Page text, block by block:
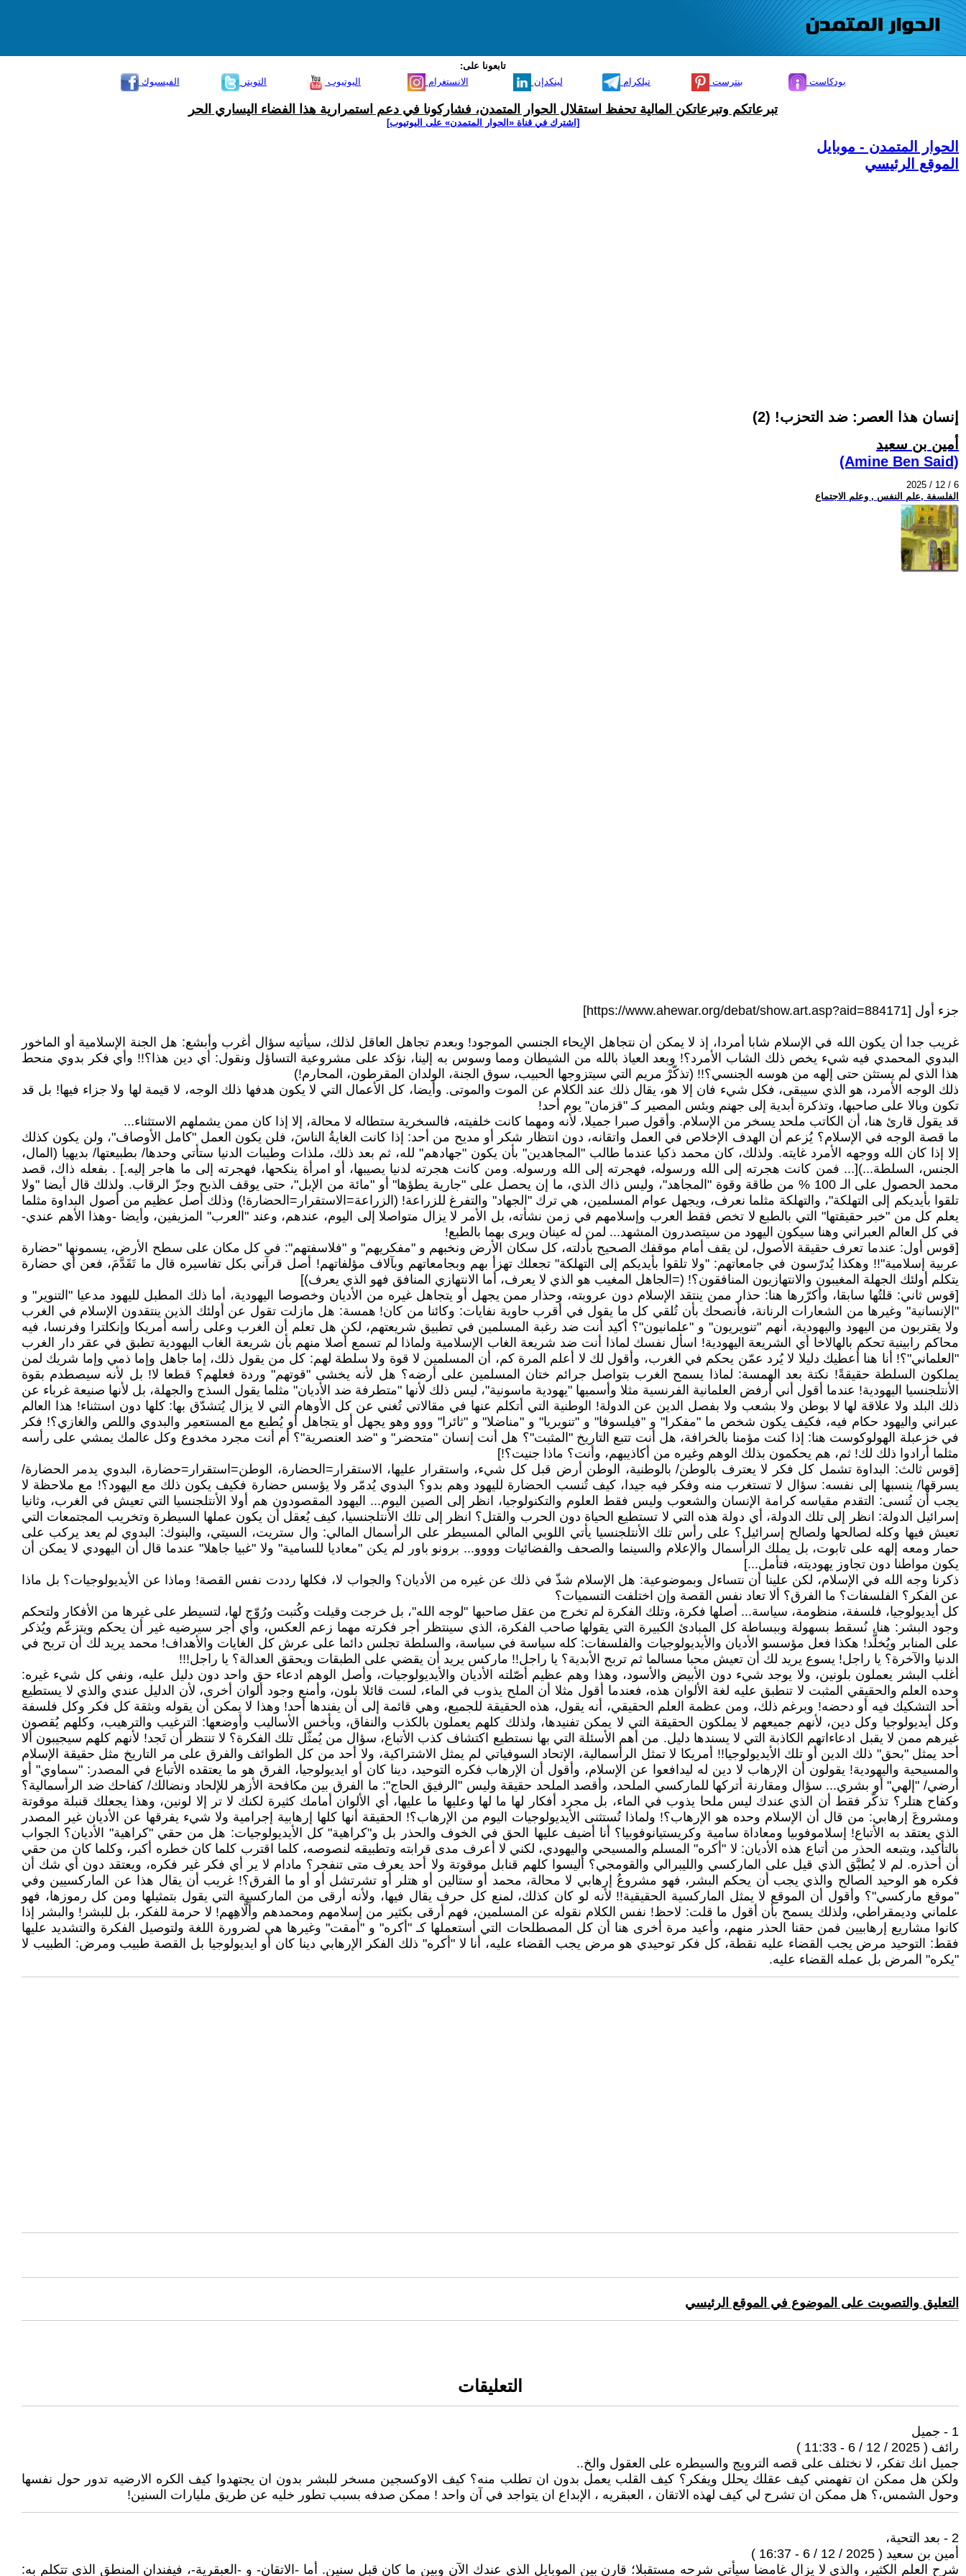
تابعونا على:
الفيسبوك
التويتر اليوتيوب الانستغرام لينكدإن تيلكرام بنترست بودكاست
تبرعاتكم وتبرعاتكن المالية تحفظ استقلال الحوار المتمدن، فشاركونا في دعم استمرارية هذا الفضاء اليساري الحر
[اشترك في قناة ‫«الحوار المتمدن» على اليوتيوب]
الحوار المتمدن - موبايل
الموقع الرئيسي
إنسان هذا العصر: ضد التحزب! (2)
أمين بن سعيد
(Amine Ben Said)
2025 / 12 / 6
الفلسفة ,علم النفس , وعلم الاجتماع
جزء أول [https://www.ahewar.org/debat/show.art.asp?aid=884171]
غريب جدا أن يكون الله في الإسلام شابا أمردا، إذ لا يمكن أن نتجاهل الإيحاء الجنسي الموجود! وبعدم تجاهل العاقل لذلك، سيأتيه سؤال أغرب وأبشع: هل الجنة الإسلامية أو الماخور
البدوي المحمدي فيه شيء يخص ذلك الشاب الأمرد؟! وبعد العياذ بالله من الشيطان ومما وسوس به إلينا، نؤكد على مشروعية التساؤل ونقول: أي دين هذا؟!! وأي فكر بدوي منحط
هذا الذي لم يستثن حتى إلهه من هوسه الجنسي؟!! (تذكّرْ مريم التي سيتزوجها الحبيب، سوق الجنة، الولدان المقرطون، المحارم!)
ذلك الوجه الأمرد، هو الذي سيبقى، فكل شيء فان إلا هو، يقال ذلك عند الكلام عن الموت والموتى. وأيضا، كل الأعمال التي لا يكون هدفها ذلك الوجه، لا قيمة لها ولا جزاء فيها! بل قد
تكون وبالا على صاحبها، وتذكرة أبدية إلى جهنم وبئس المصير كـ "قزمان" يوم أحد!
قد يقول قارئ هنا، أن الكاتب ملحد يسخر من الإسلام. وأقول صبرا جميلا، لأنه ومهما كانت خلفيته، فالسخرية ستطاله لا محالة، إلا إذا كان ممن يشملهم الاستثناء...
ما قصة الوجه في الإسلام؟ يُزعم أن الهدف الإخلاص في العمل واتقانه، دون انتظار شكر أو مديح من أحد: إذا كانت الغايةُ الناسَ، فلن يكون العمل "كامل الأوصاف"، ولن يكون كذلك
إلا إذا كان الله ووجهه الأمرد غايته. ولذلك، كان محمد ذكيا عندما طالب "المجاهدين" بأن يكون "جهادهم" لله، ثم بعد ذلك، ملذات وطيبات الدنيا ستأتي وحدها/ بطبيعتها/ بديهيا (المال،
الجنس، السلطة...)[... فمن كانت هجرته إلى الله ورسوله، فهجرته إلى الله ورسوله. ومن كانت هجرته لدنيا يصيبها، أو امرأة ينكحها، فهجرته إلى ما هاجر إليه.] . بفعله ذاك، قصد
محمد الحصول على الـ 100 % من طاقة وقوة "المجاهد"، وليس ذاك الذي، ما إن يحصل على "جارية يطؤها" أو "مائة من الإبل"، حتى يوقف الذبح وجزّ الرقاب. ولذلك قال أيضا "ولا
تلقوا بأيديكم إلى التهلكة"، والتهلكة مثلما نعرف، ويجهل عوام المسلمين، هي ترك "الجهاد" والتفرغ للزراعة! (الزراعة=الاستقرار=الحضارة!) وذلك أصل عظيم من أصول البداوة مثلما
يعلم كل من "خبر حقيقتها" التي بالطبع لا تخص فقط العرب وإسلامهم في زمن نشأته، بل الأمر لا يزال متواصلا إلى اليوم، عندهم، وعند "العرب" المزيفين، وأيضا -وهذا الأهم عندي-
في كل العالم العبراني وهنا سيكون اليهود من سيتصدرون المشهد... لمن له عينان ويرى بهما بالطبع!
[قوس أول: عندما تعرف حقيقة الأصول، لن يقف أمام موقفك الصحيح بأدلته، كل سكان الأرض ونخبهم و "مفكريهم" و "فلاسفتهم": في كل مكان على سطح الأرض، يسمونها "حضارة
عربية إسلامية"!! وهكذا يُدرّسون في جامعاتهم: "ولا تلقوا بأيديكم إلى التهلكة" تجعلك تهزأ بهم وبجامعاتهم وبآلاف مؤلفاتهم! أصل قرآني بكل تفاسيره قال ما تَقَدَّمَ، فعن أي حضارة
يتكلم أولئك الجهلة المغيبون والانتهازيون المنافقون؟! (=الجاهل المغيب هو الذي لا يعرف، أما الانتهازي المنافق فهو الذي يعرف)]
[قوس ثاني: قلتُها سابقا، وأكرّرها هنا: حذار ممن ينتقد الإسلام دون عروبته، وحذار ممن يجهل أو يتجاهل غيره من الأديان وخصوصا اليهودية، أما ذلك المطبل لليهود مدعيا "التنوير" و
"الإنسانية" وغيرها من الشعارات الرنانة، فأنصحك بأن تُلقي كل ما يقول في أقرب حاوية نفايات: وكائنا من كان! همسة: هل مازلت تقول عن أولئك الذين ينتقدون الإسلام في الغرب
ولا يقتربون من اليهود واليهودية، أنهم "تنويريون" و "علمانيون"؟ أكيد أنت ضد رغبة المسلمين في تطبيق شريعتهم، لكن هل تعلم أن الغرب وعلى رأسه أمريكا وإنكلترا وفرنسا، فيه
محاكم رابينية تحكم بالهالاخا أي الشريعة اليهودية! اسأل نفسك لماذا أنت ضد شريعة الغاب الإسلامية ولماذا لم تسمع أصلا منهم بأن شريعة الغاب اليهودية تطبق في عقر دار الغرب
"العلماني"؟! أنا هنا أعطيك دليلا لا يُرد عمّن يحكم في الغرب، وأقول لك لا أعلم المرة كم، أن المسلمين لا قوة ولا سلطة لهم: كل من يقول ذلك، إما جاهل وإما ذمي وإما شريك لمن
يملكون السلطة حقيقةً! نكتة بعد الهمسة: لماذا يسمح الغرب بتواصل جرائم ختان المسلمين على أرضه؟ هل لأنه يخشى "قوتهم" وردة فعلهم؟ قطعا لا! بل لأنه سيصطدم بقوة
الأنتلجنسيا اليهودية! عندما أقول أني أرفض العلمانية الفرنسية مثلا وأسميها "يهودية ماسونية"، ليس ذلك لأنها "متطرفة ضد الأديان" مثلما يقول السذج والجهلة، بل لأنها صنيعة غرباء عن
ذلك البلد ولا علاقة لها لا بوطن ولا بشعب ولا بفصل الدين عن الدولة! الوطنية التي أتكلم عنها في مقالاتي تُغني عن كل الأوهام التي لا يزال يُتشدّق بها: كلها دون استثناء! هذا العالم
عبراني واليهود حكام فيه، فكيف يكون شخص ما "مفكرا" و "فيلسوفا" و "تنويريا" و "مناضلا" و "ثائرا" ووو وهو يجهل أو يتجاهل أو يُطبع مع المستعمِر والبدوي واللص والغازي؟! فكر
في خزعبلة الهولوكوست هنا: إذا كنت مؤمنا بالخرافة، هل أنت تتبع التاريخ "المثبت"؟ هل أنت إنسان "متحضر" و "ضد العنصرية"؟ أم أنت مجرد مخدوع وكل عالمك يمشي على رأسه
مثلما أرادوا ذلك لك! ثم، هم يحكمون بذلك الوهم وغيره من أكاذيبهم، وأنت؟ ماذا جنيت؟!]
[قوس ثالث: البداوة تشمل كل فكر لا يعترف بالوطن/ بالوطنية، الوطن أرض قبل كل شيء، واستقرار عليها، الاستقرار=الحضارة، الوطن=استقرار=حضارة، البدوي يدمر الحضارة/
يسرقها/ ينسبها إلى نفسه: سؤال لا تستغرب منه وفكر فيه جيدا، كيف تُنسب الحضارة لليهود وهم بدو؟ البدوي يُدمّر ولا يؤسس حضارة فكيف يكون ذلك مع اليهود؟! مع ملاحظة لا
يجب أن تُنسى: التقدم مقياسه كرامة الإنسان والشعوب وليس فقط العلوم والتكنولوجيا، انظر إلى الصين اليوم... اليهود المقصودون هم أولا الأنتلجنسيا التي تعيش في الغرب، وثانيا
إسرائيل الدولة: انظر إلى تلك الدولة، أي دولة هذه التي لا تستطيع الحياة دون الحرب والقتل؟ انظر إلى تلك الأنتلجنسيا، كيف يُعقل أن يكون عملها السيطرة وتخريب المجتمعات التي
تعيش فيها وكله لصالحها ولصالح إسرائيل؟ على رأس تلك الأنتلجنسيا يأتي اللوبي المالي المسيطر على الرأسمال المالي: وال ستريت، السيتي، والبنوك: البدوي لم يعد يركب على
حمار ومعه إلهه على تابوت، بل يملك الرأسمال والإعلام والسينما والصحف والفضائيات وووو... برونو باور لم يكن "معاديا للسامية" ولا "غبيا جاهلا" عندما قال أن اليهودي لا يمكن أن
يكون مواطنا دون تجاوز يهوديته، فتأمل...]
ذكرنا وجه الله في الإسلام، لكن علينا أن نتساءل وبموضوعية: هل الإسلام شذّ في ذلك عن غيره من الأديان؟ والجواب لا، فكلها رددت نفس القصة! وماذا عن الأيديولوجيات؟ بل ماذا
عن الفكر؟ الفلسفات؟ ما الفرق؟ ألا تعاد نفس القصة وإن اختلفت التسميات؟
كل أيديولوجيا، فلسفة، منظومة، سياسة... أصلها فكرة، وتلك الفكرة لم تخرج من عقل صاحبها "لوجه الله"، بل خرجت وقيلت وكُتبت ورُوّج لها، لتسيطر على غيرها من الأفكار ولتحكم
وجود البشر: هنا، نُسقط بسهولة وببساطة كل المبادئ الكبيرة التي يقولها صاحب الفكرة، الذي سينتظر أجر فكرته مهما زعم العكس، وأي أجر سيرضيه غير أن يحكم ويتزعّم ويُذكر
على المنابر ويُخلَّد! هكذا فعل مؤسسو الأديان والأيديولوجيات والفلسفات: كله سياسة في سياسة، والسلطة تجلس دائما على عرش كل الغايات والأهداف! محمد يريد لك أن تربح في
الدنيا والآخرة؟ يا راجل! يسوع يريد لك أن تعيش محبا مسالما ثم تربح الأبدية؟ يا راجل!! ماركس يريد أن يقضي على الطبقات ويحقق العدالة؟ يا راجل!!!
أغلب البشر يعملون بلونين، ولا يوجد شيء دون الأبيض والأسود، وهذا وهم عظيم أصّلته الأديان والأيديولوجيات، وأصل الوهم ادعاء حق واحد دون دليل عليه، ونفي كل شيء غيره:
وحده العلم والحقيقي المثبت لا تنطبق عليه لغة الألوان هذه، فعندما أقول مثلا أن الملح يذوب في الماء، لست قائلا بلون، وأمنع وجود ألوان أخرى، لأن الدليل عندي والذي لا يستطيع
أحد التشكيك فيه أو دحضه! وبرغم ذلك، ومن عظمة العلم الحقيقي، أنه يقول، هذه الحقيقة للجميع، وهي قائمة إلى أن يفندها أحد! وهذا لا يمكن أن يقوله وبثقة كل فكر وكل فلسفة
وكل أيديولوجيا وكل دين، لأنهم جميعهم لا يملكون الحقيقة التي لا يمكن تفنيدها، ولذلك كلهم يعملون بالكذب والنفاق، وبأخس الأساليب وأوضعها: الترغيب والترهيب، وكلهم يُقصون
غيرهم ممن لا يقبل ادعاءاتهم الكاذبة التي لا يسندها دليل. من أهم الأسئلة التي بها نستطيع اكتشاف كذب الأتباع، سؤال من يُمثّل تلك الفكرة؟ لا تنتظر أن تَجد! لأنهم كلهم سيجيبون ألا
أحد يمثل "بحق" ذلك الدين أو تلك الأيديولوجيا!! أمريكا لا تمثل الرأسمالية، الإتحاد السوفياتي لم يمثل الاشتراكية، ولا أحد من كل الطوائف والفرق على مر التاريخ مثل حقيقة الإسلام
والمسيحية واليهودية! يقولون أن الإرهاب لا دين له ليدافعوا عن الإسلام، وأقول أن الإرهاب فكره التوحيد، دينا كان أو ايديولوجيا، الفرق هو ما يعتقده الأتباع في المصدر: "سماوي" أو
أرضي/ "إلهي" أو بشري... سؤال ومقارنة أتركها للماركسي الملحد، وأقصد الملحد حقيقة وليس "الرفيق الحاج": ما الفرق بين مكافحة الأزهر للإلحاد ونضالك/ كفاحك ضد الرأسمالية؟
وكفاح هتلر؟ تذكّر فقط أن الذي عندك ليس ملحا يذوب في الماء، بل مجرد أفكار لها ما لها وعليها ما عليها، أي الألوان أمامك كثيرة لكنك لا تر إلا لونين، وهذا يجعلك قنبلة موقوتة
ومشروعَ إرهابي: من قال أن الإسلام وحده هو الإرهاب؟! ولماذا تُستثنى الأيديولوجيات اليوم من الإرهاب؟! الحقيقة أنها كلها إرهابية إجرامية ولا شيء يفرقها عن الأديان غير المصدر
الذي يعتقد به الأتباع! إسلاموفوبيا ومعاداة سامية وكريستيانوفوبيا؟ أنا أضيف عليها الحق في الخوف والحذر بل و"كراهية" كل الأيديولوجيات: هل من حقي "كراهية" الأديان؟ الجواب
بالتأكيد، ويتبعه الحذر من أتباع هذه الأديان: لا "أكره" المسلم والمسيحي واليهودي، لكني لا أعرف مدى قرابته وتطبيقه لنصوصه، كلما اقترب كلما كان خطره أكبر، وكلما كان من حقي
أن أحذره. لم لا يُطبَّق الذي قيل على الماركسي والليبرالي والقومجي؟ أليسوا كلهم قنابل موقوتة ولا أحد يعرف متى تنفجر؟ مادام لا ير أي فكر غير فكره، ويعتقد دون أي شك أن
فكره هو الوحيد الصالح والذي يجب أن يحكم البشر، فهو مشروعُ إرهابي لا محالة، محمد أو ستالين أو هتلر أو تشرتشل أو أو ما الفرق؟! غريب أن يقال هذا عن الماركسيين وفي
"موقع ماركسي"؟ وأقول أن الموقع لا يمثل الماركسية الحقيقية!! لأنه لو كان كذلك، لمنع كل حرف يقال فيها، ولأنه أرقى من الماركسية التي يقول بتمثيلها ومن كل رموزها، فهو
علماني وديمقراطي، ولذلك يسمح بأن أقول ما قلت: لاحظ! نفس الكلام نقوله عن المسلمين، فهم أرقى بكثير من إسلامهم ومحمدهم وأَلَّاهِهم! لا حرمة للفكر، بل للبشر! والبشر إذا
كانوا مشاريع إرهابيين فمن حقنا الحذر منهم، وأعيد مرة أخرى هنا أن كل المصطلحات التي أستعملها كـ "أكره" و "أمقت" وغيرها هي لضرورة اللغة ولتوصيل الفكرة والتشديد عليها
فقط: التوحيد مرض يجب القضاء عليه نقطة، كل فكر توحيدي هو مرض يجب القضاء عليه، أنا لا "أكره" ذلك الفكر الإرهابي دينا كان أو ايديولوجيا بل القصة طبيب ومرض: الطبيب لا
"يكره" المرض بل عمله القضاء عليه.
التعليق والتصويت على الموضوع في الموقع الرئيسي
التعليقات
1 - جميل
رائف ( 2025 / 12 / 6 - 11:33 )
جميل انك تفكر، لا نختلف على قصه الترويج والسيطره على العقول والخ..
ولكن هل ممكن ان تفهمني كيف عقلك يحلل ويفكر؟ كيف القلب يعمل بدون ان تطلب منه؟ كيف الاوكسجين مسخر للبشر بدون ان يجتهدوا كيف الكره الارضيه تدور حول نفسها
وحول الشمس،؟ هل ممكن ان تشرح لي كيف لهذه الاتقان ، العبقريه ، الإبداع ان يتواجد في آن واحد ! ممكن صدفه بسبب تطور خليه عن طريق مليارات السنين!
2 - بعد التحية،
أمين بن سعيد ( 2025 / 12 / 6 - 16:37 )
شرح العلم الكثير، والذي لا يزال غامضا سيأتي شرحه مستقبلا؛ قارن بين الموبايل الذي عندك الآن وبين ما كان قبل سنين. أما -الاتقان- و -العبقرية-، فيفندان المنطق الذي تتكلم به: